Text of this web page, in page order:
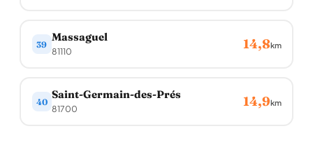
39
Massaguel
81110 14,8km
40
Saint-Germain-des-Prés
81700 14,9km